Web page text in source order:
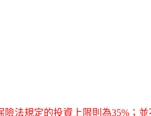
法規定的投資上限則為35%；